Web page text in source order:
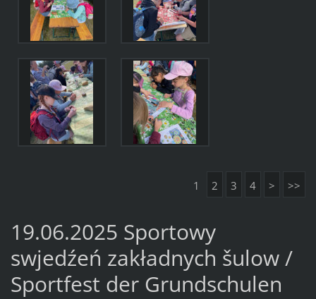
1 2 3 4 > >>
19.06.2025 Sportowy
swjedźeń zakładnych šulow /
Sportfest der Grundschulen